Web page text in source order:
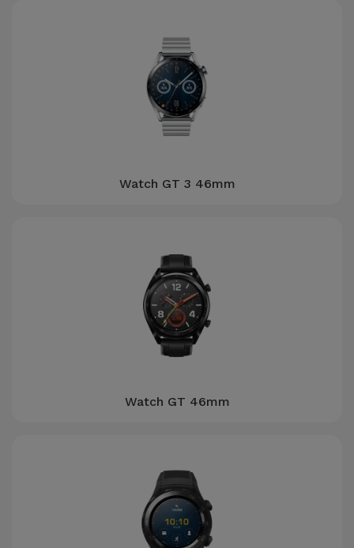
Watch GT 3 46mm
Watch GT 46mm